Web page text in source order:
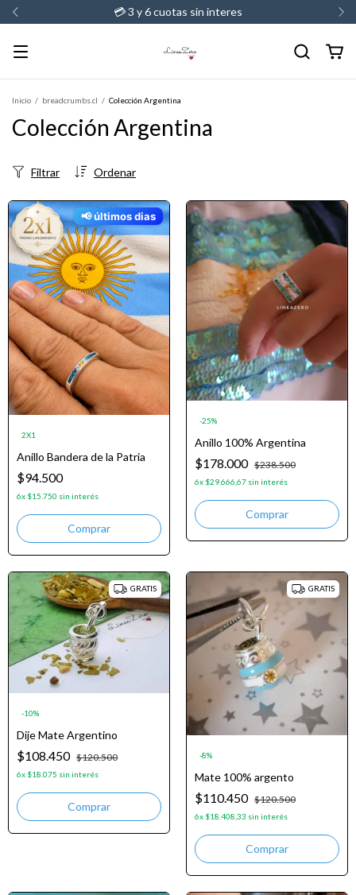
💳 3 y 6 cuotas sin interes
Inicio / breadcrumbs.cl / Colección Argentina
Colección Argentina
Ordenar
Filtrar
📢 últimos dias
2X1
Anillo Bandera de la Patria
$94.500
6x $15.750 sin interés
-25%
Anillo 100% Argentina
$178.000 $238.500
6x $29.666,67 sin interés
GRATIS
-10%
Dije Mate Argentino
$108.450 $120.500
6x $18.075 sin interés
GRATIS
-8%
Mate 100% argento
$110.450 $120.500
6x $18.408,33 sin interés